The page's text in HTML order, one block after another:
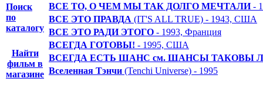
Поиск
по
каталогу
Найти
фильм в
магазине
ВСЕ ТО, О ЧЕМ МЫ ТАК ДОЛГО МЕЧТАЛИ-
ВСЕ ЭТО ПРАВДА (IT'S ALL TRUE) - 1943, США
ВСЕ ЭТО РАДИ ЭТОГО - 1993, Франция
ВСЕГДА ГОТОВЫ! - 1995, США
ВСЕГДА ЕСТЬ ШАНС см. ШАНСЫ ТАКОВЫ
Вселенная Тэнчи (Tenchi Universe) - 1995